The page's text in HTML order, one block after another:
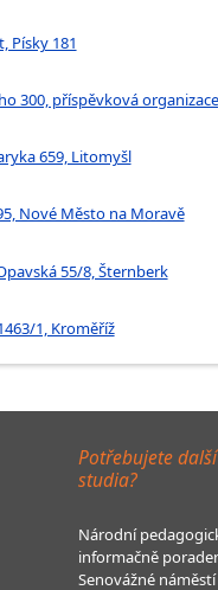
Písky 181
300, příspěvková
659, Litomyšl
Nové Město na Moravě
55/8, Šternberk
1, Kroměříž
Potřebujete
studia?
Národní
informačně
Senovážné náměstí